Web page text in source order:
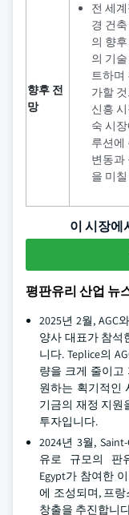
향후 전
망
전 세
경 건
의 향
의 기
트하며
가할
신흥
숙 시
루션에
변동과
을 미
이 시장에
평판유리 산업 뉴
2025년 2월, AGC
양사 대표가 참석
니다. Teplice의
량을 크게 줄이고
원하는 획기적인
기금의 재정 지원
투자입니다.
2024년 3월,
유로 규모의 판
Egypt가 참여한
에 조성되며, 프
창출을 추진합니